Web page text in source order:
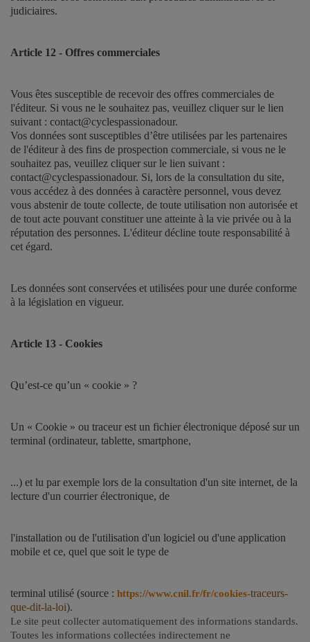
judiciaires.
Article 12 - Offres commerciales
Vous êtes susceptible de recevoir des offres commerciales de
l'éditeur. Si vous ne le souhaitez pas, veuillez cliquer sur le lien
suivant : contact@cyclespassionadour.
Vos données sont susceptibles d’être utilisées par les partenaires
de l'éditeur à des fins de prospection commerciale, si vous ne le
souhaitez pas, veuillez cliquer sur le lien suivant :
contact@cyclespassionadour. Si, lors de la consultation du site,
vous accédez à des données à caractère personnel, vous devez
vous abstenir de toute collecte, de toute utilisation non autorisée et
de tout acte pouvant constituer une atteinte à la vie privée ou à la
réputation des personnes. L'éditeur décline toute responsabilité à
cet égard.
Les données sont conservées et utilisées pour une durée conforme
à la législation en vigueur.
Article 13 - Cookies
Qu’est-ce qu’un « cookie » ?
Un « Cookie » ou traceur est un fichier électronique déposé sur un
terminal (ordinateur, tablette, smartphone,
...) et lu par exemple lors de la consultation d'un site internet, de la
lecture d'un courrier électronique, de
l'installation ou de l'utilisation d'un logiciel ou d'une application
mobile et ce, quel que soit le type de
terminal utilisé (source : https://www.cnil.fr/fr/cookies-traceurs-
que-dit-la-loi).
Le site peut collecter automatiquement des informations standards.
Toutes les informations collectées indirectement ne